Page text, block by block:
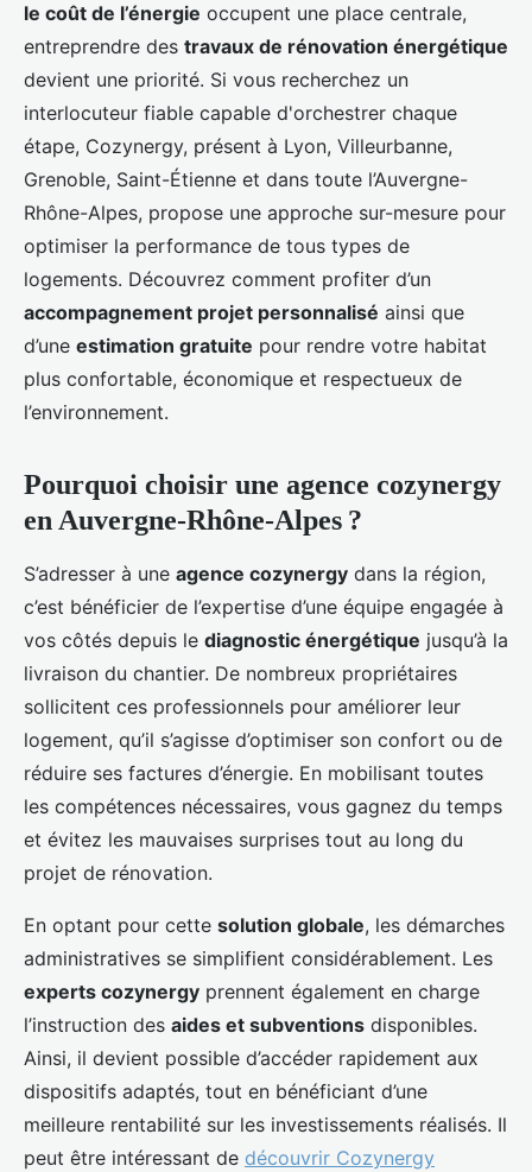
le coût de l’énergie occupent une place centrale,
entreprendre des travaux de rénovation énergétique
devient une priorité. Si vous recherchez un
interlocuteur fiable capable d'orchestrer chaque
étape, Cozynergy, présent à Lyon, Villeurbanne,
Grenoble, Saint-Étienne et dans toute l’Auvergne-
Rhône-Alpes, propose une approche sur-mesure pour
optimiser la performance de tous types de
logements. Découvrez comment profiter d’un
accompagnement projet personnalisé ainsi que
d’une estimation gratuite pour rendre votre habitat
plus confortable, économique et respectueux de
l’environnement.
Pourquoi choisir une agence cozynergy
en Auvergne-Rhône-Alpes ?
S’adresser à une agence cozynergy dans la région,
c’est bénéficier de l’expertise d’une équipe engagée à
vos côtés depuis le diagnostic énergétique jusqu’à la
livraison du chantier. De nombreux propriétaires
sollicitent ces professionnels pour améliorer leur
logement, qu’il s’agisse d’optimiser son confort ou de
réduire ses factures d’énergie. En mobilisant toutes
les compétences nécessaires, vous gagnez du temps
et évitez les mauvaises surprises tout au long du
projet de rénovation.
En optant pour cette solution globale, les démarches
administratives se simplifient considérablement. Les
experts cozynergy prennent également en charge
l’instruction des aides et subventions disponibles.
Ainsi, il devient possible d’accéder rapidement aux
dispositifs adaptés, tout en bénéficiant d’une
meilleure rentabilité sur les investissements réalisés. Il
peut être intéressant de découvrir Cozynergy